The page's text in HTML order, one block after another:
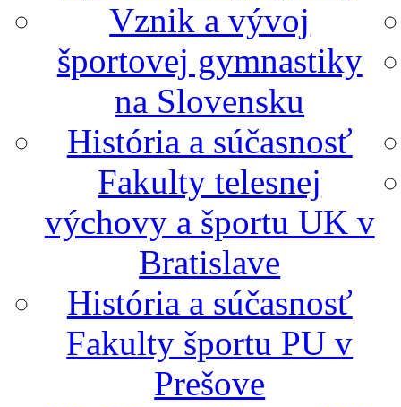
Vznik a vývoj
športovej gymnastiky
na Slovensku
História a súčasnosť
Fakulty telesnej
výchovy a športu UK v
Bratislave
História a súčasnosť
Fakulty športu PU v
Prešove